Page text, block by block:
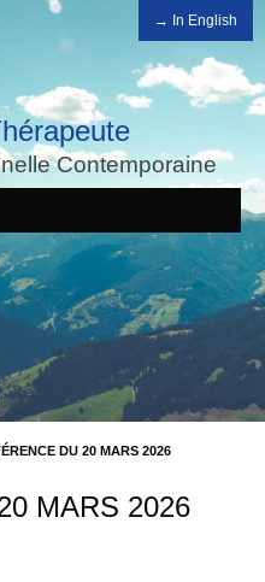
→ In English
Contemporaine
DU 20 MARS 2026
MARS 2026